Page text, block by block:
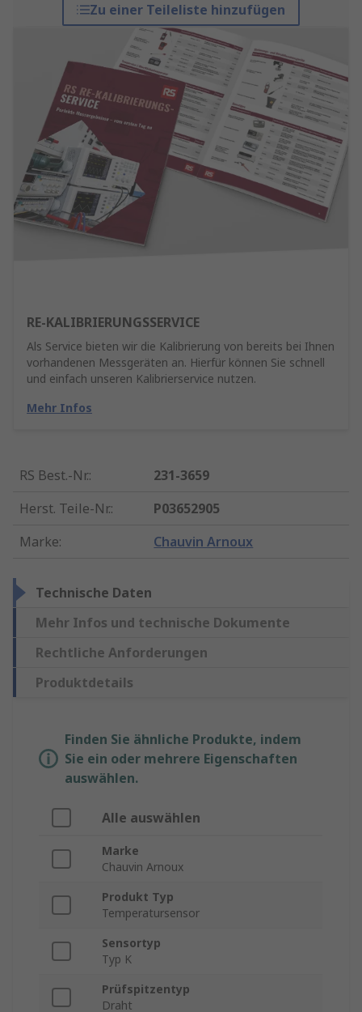
Zu einer Teileliste hinzufügen
RE-KALIBRIERUNGSSERVICE
Als Service bieten wir die Kalibrierung von bereits bei Ihnen
vorhandenen Messgeräten an. Hierfür können Sie schnell
und einfach unseren Kalibrierservice nutzen.
Mehr Infos
RS Best.-Nr.:
231-3659
Herst. Teile-Nr.:
P03652905
Marke: Chauvin Arnoux
Technische Daten
Mehr Infos und technische Dokumente
Rechtliche Anforderungen
Produktdetails
Finden Sie ähnliche Produkte, indem
Sie ein oder mehrere Eigenschaften
auswählen.
Alle auswählen
Marke
Chauvin Arnoux
Produkt Typ
Temperatursensor
Sensortyp
Typ K
Prüfspitzentyp
Draht